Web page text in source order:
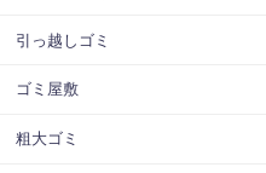
引っ越しゴミ
ゴミ屋敷
粗大ゴミ